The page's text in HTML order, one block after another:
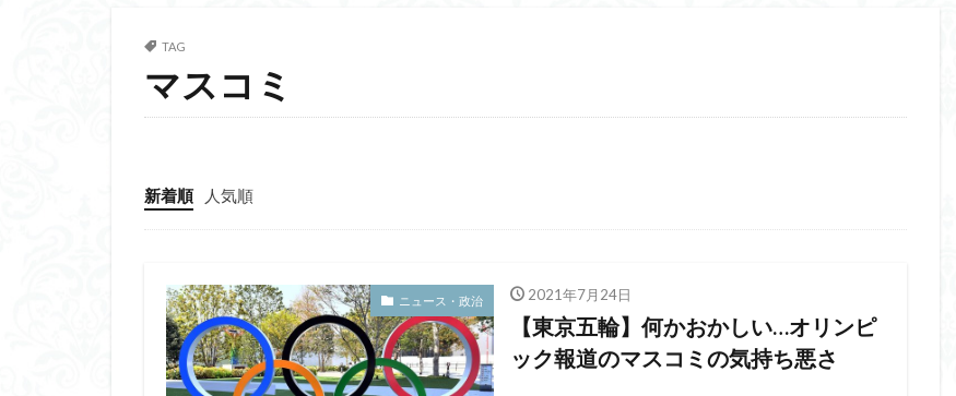
TAG
マスコミ
新着順 人気順
ニュース・政治 2021年7月24日
【東京五輪】何かおかしい…オリンピ
ック報道のマスコミの気持ち悪さ